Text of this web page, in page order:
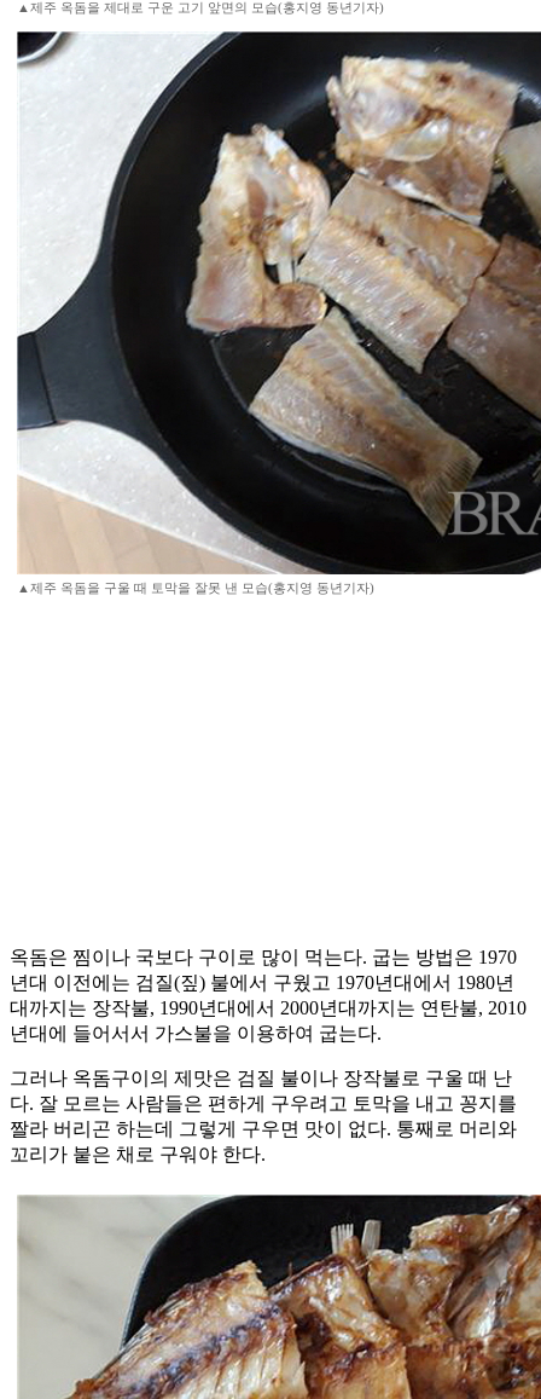
▲제주 옥돔을 제대로 구운 고기 앞면의 모습(홍지영 동년기자)
▲제주 옥돔을 구울 때 토막을 잘못 낸 모습(홍지영 동년기자)
옥돔은 찜이나 국보다 구이로 많이 먹는다. 굽는 방법은 1970
년대 이전에는 검질(짚) 불에서 구웠고 1970년대에서 1980년
대까지는 장작불, 1990년대에서 2000년대까지는 연탄불, 2010
년대에 들어서서 가스불을 이용하여 굽는다.
그러나 옥돔구이의 제맛은 검질 불이나 장작불로 구울 때 난
다. 잘 모르는 사람들은 편하게 구우려고 토막을 내고 꽁지를
짤라 버리곤 하는데 그렇게 구우면 맛이 없다. 통째로 머리와
꼬리가 붙은 채로 구워야 한다.